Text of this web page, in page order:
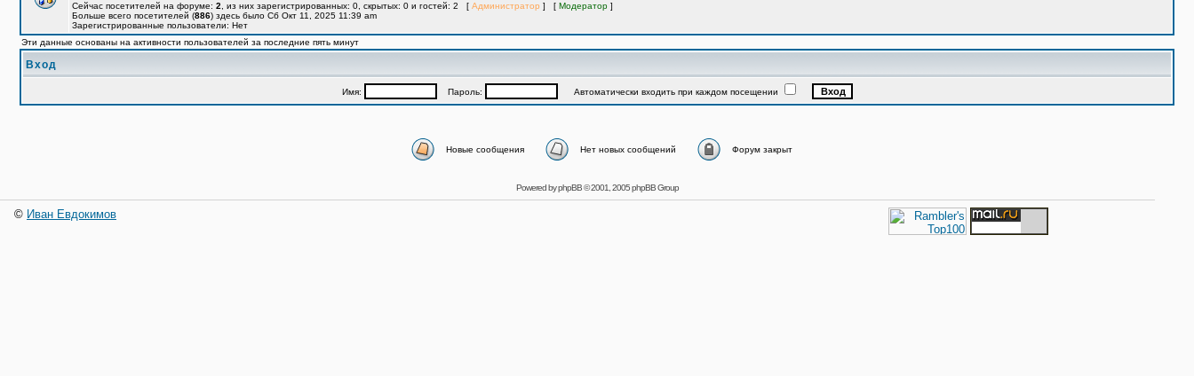
Сейчас посетителей на форуме: 2 , из них зарегистрированных: 0, скрытых: 0 и гостей: 2 [ Администратор ] [ Модератор ]
Больше всего посетителей (886) здесь было Сб Окт 11, 2025 11:39 am
Зарегистрированные пользователи: Нет
Эти данные основаны на активности пользователей за последние пять минут
Вход
Имя: Пароль: Автоматически входить при каждом посещении
Новые сообщения Нет новых сообщений Форум закрыт
Powered byphpBB© 2001, 2005 phpBB Group
© Иван Евдокимов